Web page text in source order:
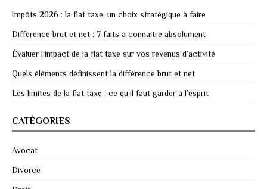
Impôts 2026 : la flat taxe, un choix stratégique à faire
Différence brut et net : 7 faits à connaître absolument
Évaluer l’impact de la flat taxe sur vos revenus d’activité
Quels éléments définissent la différence brut et net
Les limites de la flat taxe : ce qu’il faut garder à l’esprit
CATÉGORIES
Avocat
Divorce